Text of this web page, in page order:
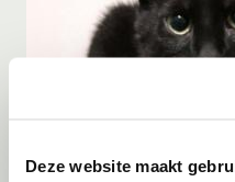
Deze website maakt